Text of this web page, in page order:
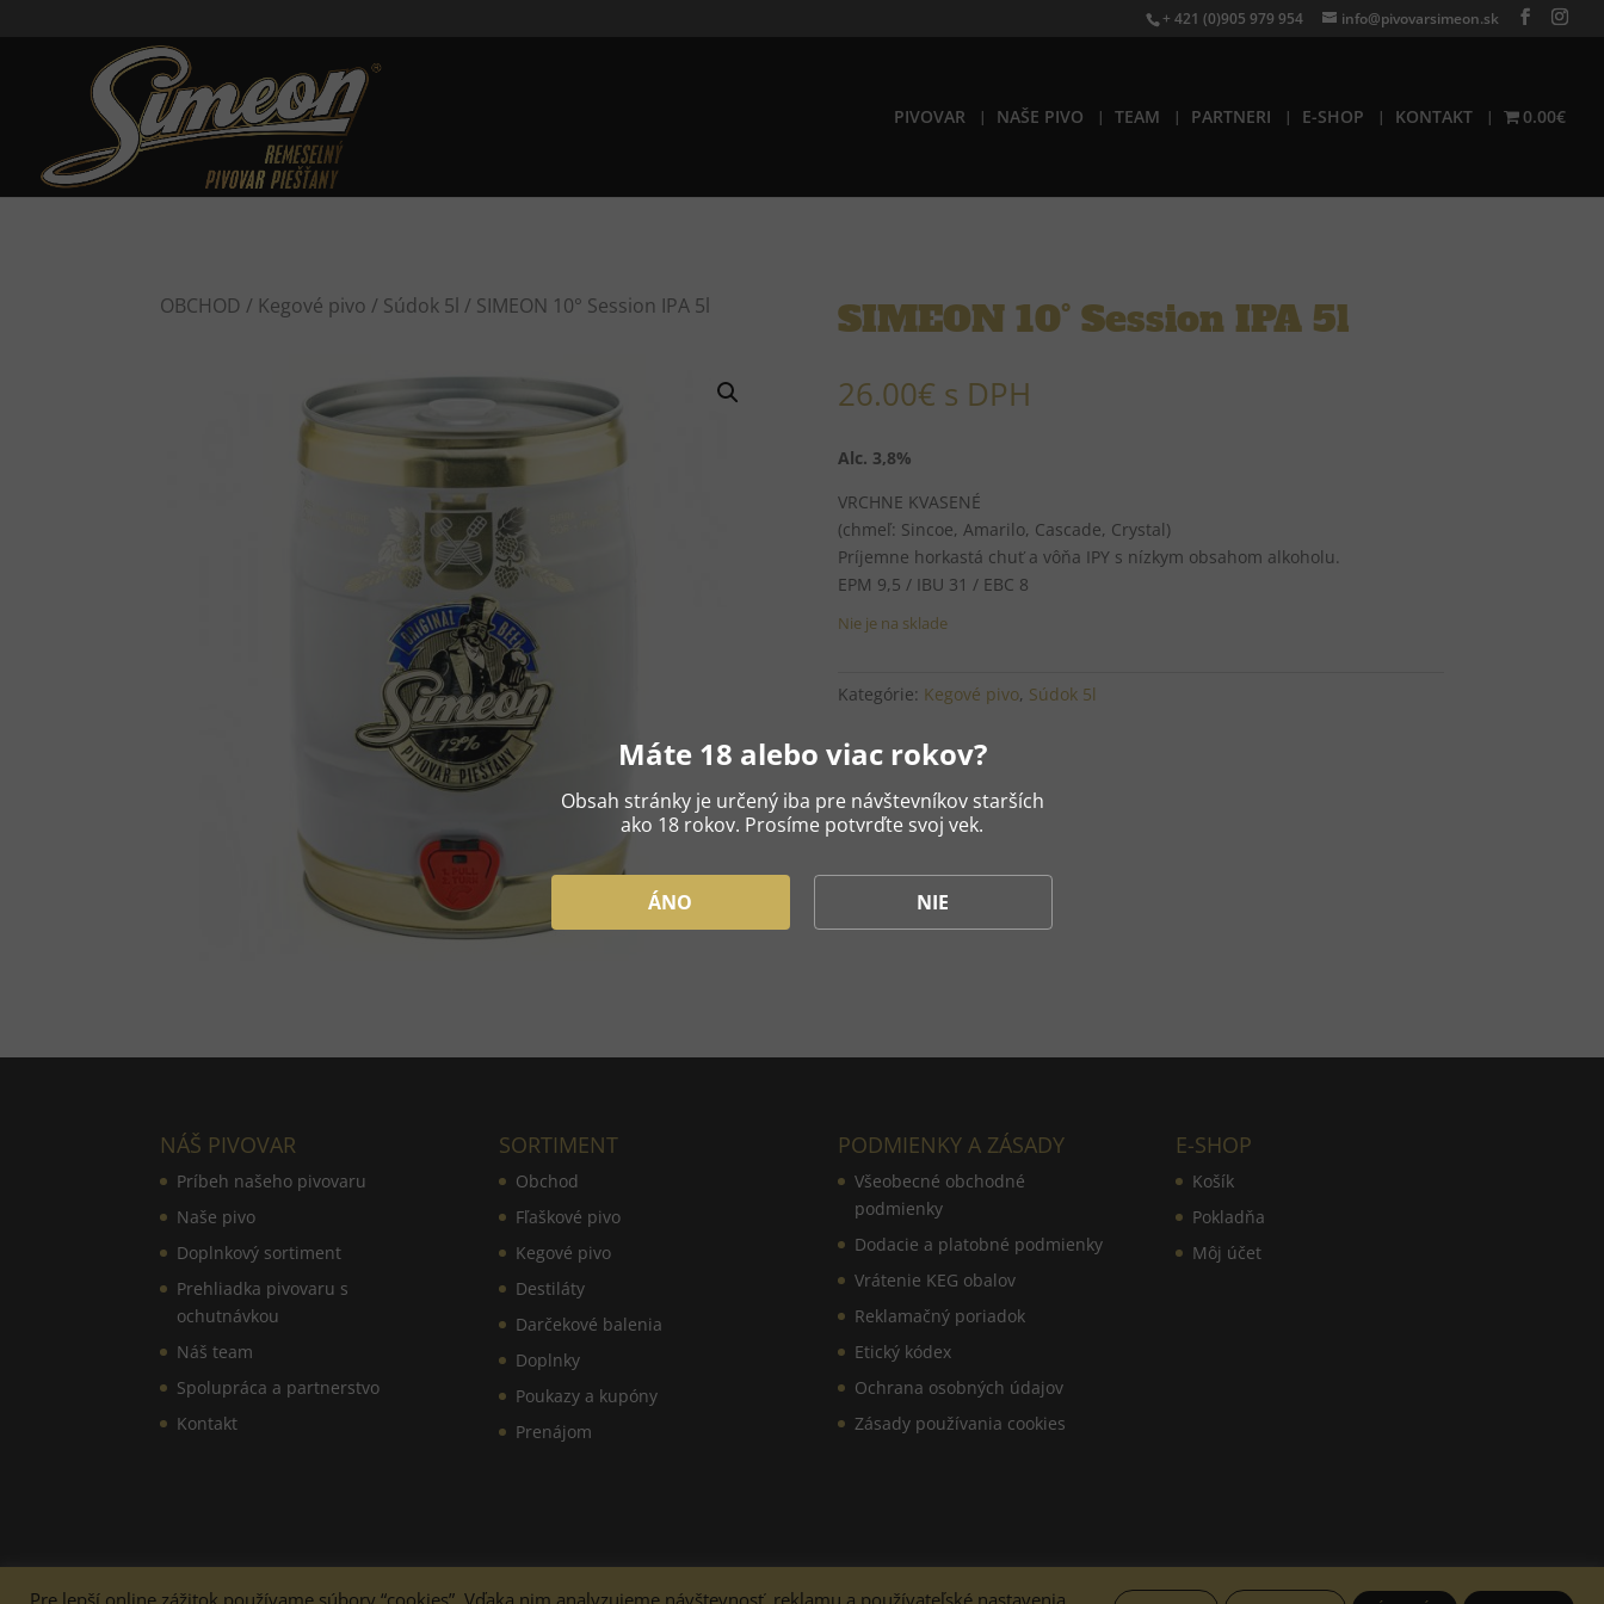
+ 421 (0)905 979 954 info@pivovarsimeon.sk
PIVOVAR NAŠE PIVO TEAM PARTNERI E-SHOP KONTAKT 0.00€
OBCHOD / Kegové pivo / Súdok 5l / SIMEON 10° Session IPA 5l SIMEON 10° Session IPA 5l
26.00€ s DPH
Alc. 3,8%
VRCHNE KVASENÉ
(chmeľ: Sincoe, Amarilo, Cascade, Crystal)
Príjemne horkastá chuť a vôňa IPY s nízkym obsahom alkoholu.
EPM 9,5 / IBU 31 / EBC 8
Nie je na sklade
Kategórie: Kegové pivo, Súdok 5l
NÁŠ PIVOVAR
Príbeh našeho pivovaru
Naše pivo
Doplnkový sortiment
Prehliadka pivovaru s
ochutnávkou
Náš team
Spolupráca a partnerstvo
Kontakt
Máte 18 alebo viac rokov?
Obsah stránky je určený iba pre návštevníkov starších
ako 18 rokov. Prosíme potvrďte svoj vek.
ÁNO NIE
SORTIMENT
Obchod
Fľaškové pivo
Kegové pivo
Destiláty
Darčekové balenia
Doplnky
Poukazy a kupóny
Prenájom
PODMIENKY A ZÁSADY
Všeobecné obchodné
podmienky
Dodacie a platobné podmienky
Vrátenie KEG obalov
Reklamačný poriadok
Etický kódex
Ochrana osobných údajov
Zásady používania cookies
E-SHOP
Košík
Pokladňa
Môj účet
Pre lepší online zážitok používame súbory “cookies”. Vďaka nim analyzujeme návštevnosť, reklamu a používateľské nastavenia.